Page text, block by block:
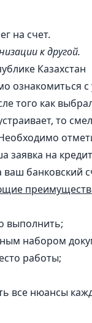
на счет.
к другой.
Казахстан
того как
то
на
банковский
выполнить;
работы;
все нюансы